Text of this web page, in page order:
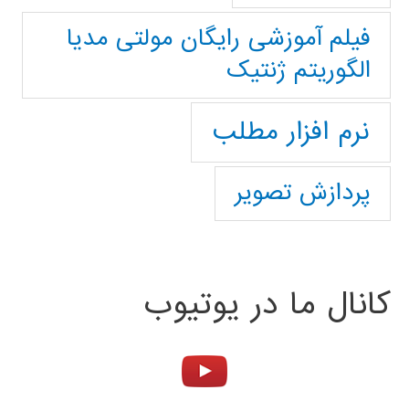
فیلم آموزشی رایگان مولتی مدیا
الگوریتم ژنتیک
نرم افزار مطلب
پردازش تصویر
کانال ما در یوتیوب